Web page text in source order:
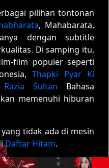
pilihan tontonan
, Mahabarata,
dengan subtitle
Di samping itu,
film populer seperti
Thapki Pyar Ki
Razia Sultan Bahasa
memenuhi hiburan
tidak ada di mesin
Daftar Hitam.